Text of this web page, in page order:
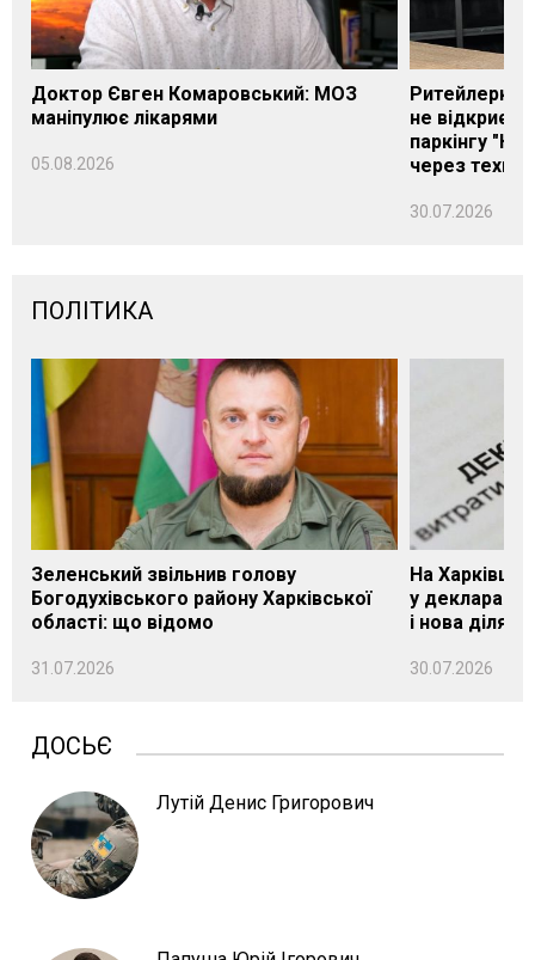
Доктор Євген Комаровський: МОЗ
маніпулює лікарями
05.08.2026
Ритейлерка
не
паркінгу
через
30.07.2026
ПОЛІТИКА
Зеленський звільнив голову
Богодухівського району Харківської
області: що відомо
31.07.2026
На
у декларації
і нова
30.07.2026
ДОСЬЄ
Лутій Денис Григорович